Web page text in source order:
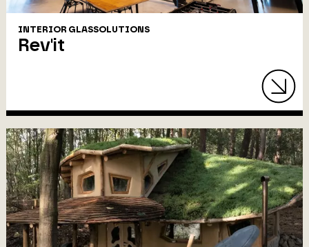
INTERIOR GLASSOLUTIONS
Rev'it